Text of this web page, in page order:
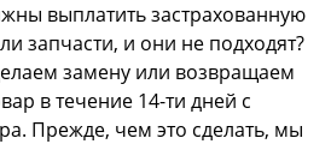
выплатить застрахованную
запчасти, и они не подходят?
замену или возвращаем
в течение 14-ти дней с
Прежде, чем это сделать, мы